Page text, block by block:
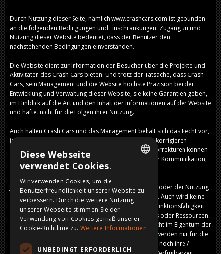
Durch Nutzung dieser Seite, nämlich www.crashcars.com ist gebunden
an die folgenden Bedingungen und Einschränkungen. Zugang zu und
Nutzung dieser Website bedeutet, dass der Benutzer den
nachstehenden Bedingungen einverstanden.
Die Website dient zur Information der Besucher über die Projekte und
Aktivitäten des Crash Cars bieten. Und trotz der Tatsache, dass Crash
Cars, sein Management und die Website höchste Präzision bei der
Entwicklung und Verwaltung dieser Website, sie keine Garantien geben,
im Hinblick auf die Art und den Inhalt der Informationen auf der Website
und haftet nicht für die Folgen ihrer Nutzung.
Auch halten Crash Cars und das Management behält sich das Recht vor,
jegliche Fehler bei Typ Größe oder Preisangaben zu korrigieren
jederzeit von ihnen bestimmt zu korrigieren. Diese Korrekturen können
daher auch per Telefon, E-Mail oder andere Mittel der Kommunikation,
sowohl vor als auch nach etwaigen Aufgaben.
Jegliche Haftung für Schäden, die aus dem Zugang zu oder der Nutzung
der Website, wird daher ausdrücklich widersprochen. Auch wird keine
Gewähr für die Fehlerfreiheit und ununterbrochene Funktionsfähigkeit
des site.Verwijzingen oder Links zu anderen Websites oder Ressourcen,
die jetzt oder später auf der Website platziert, die nicht im Eigentum der
Crash Cars oder seine / ihre Verwaltung angegeben, werden nur für die
im Lieferumfang enthalten Informationen. Crash Cars noch ihre /
FRENCH
GERMAN
Diese Webseite
verwendet Cookies.
Wir verwenden Cookies, um die
Benutzerfreundlichkeit unserer Website zu
verbessern. Durch die weitere Nutzung
unserer Webseite stimmen Sie der
Verwendung von Cookies gemäß unserer
Cookie-Richtlinie zu. Weitere Informationen
UNBEDINGT ERFORDERLICH